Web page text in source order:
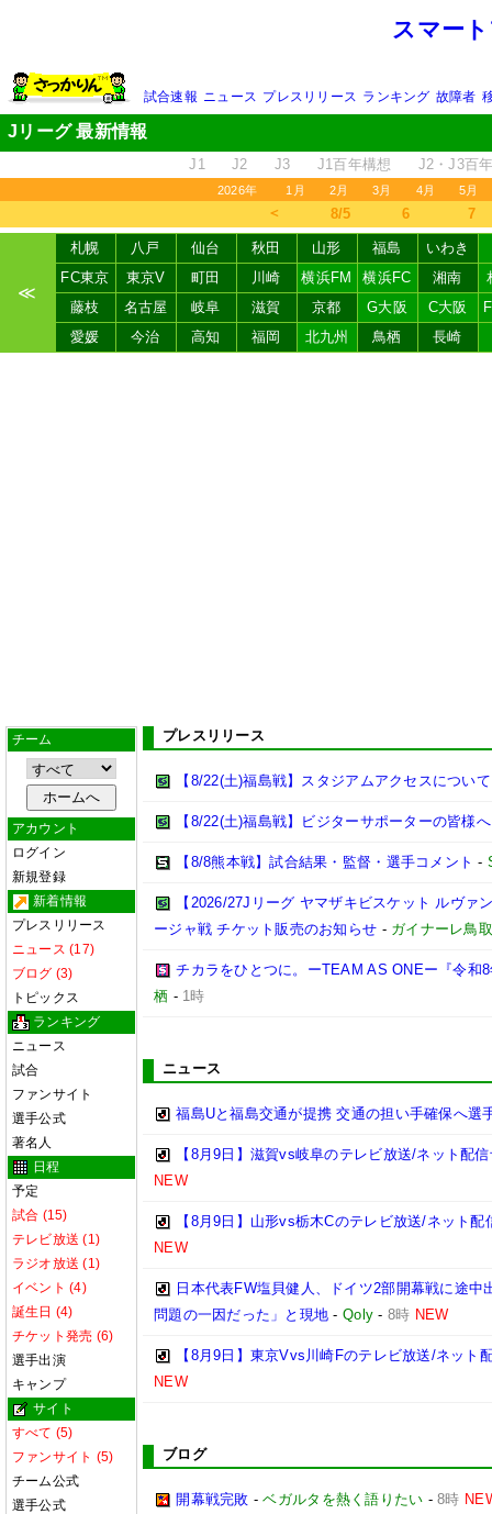
スマー
試合速報 ニュース プレスリリース ランキング 故障者
Jリーグ 最新情報
J1 J2 J3 J1百年構想 J2・J3百
2026年 1月 2月 3月 4月 5月
＜ 8/5 6 7
≪
札幌 八戸 仙台 秋田 山形 福島
いわき
FC東京
東京V 町田 川崎 横浜FM 横浜FC 湘南
藤枝
名古屋 岐阜 滋賀 京都 G大阪 C大阪
愛媛
今治 高知 福岡 北九州 鳥栖 長崎
チーム
アカウント
ログイン
新規登録
新着情報
プレスリリース
ニュース (17)
ブログ (3)
トピックス
ランキング
ニュース
試合
ファンサイト
選手公式
著名人
日程
予定
試合 (15)
テレビ放送 (1)
ラジオ放送 (1)
イベント (4)
誕生日 (4)
チケット発売 (6)
選手出演
キャンプ
サイト
すべて (5)
ファンサイト (5)
チーム公式
選手公式
プレスリリース
【8/22(土)福島戦】スタジアムアクセスについて
【8/22(土)福島戦】ビジターサポーターの皆様へ
【8/8熊本戦】試合結果・監督・選手コメント -
【2026/27Jリーグ ヤマザキビスケット ルヴ
ージャ戦 チケット販売のお知らせ - ガイナーレ鳥取
チカラをひとつに。ーTEAM AS ONEー『令和
栖 - 1時
ニュース
福島Uと福島交通が提携 交通の担い手確保へ選
【8月9日】滋賀vs岐阜のテレビ放送/ネット配
NEW
【8月9日】山形vs栃木Cのテレビ放送/ネット
NEW
日本代表FW塩貝健人、ドイツ2部開幕戦に途
問題の一因だった」と現地 -Qoly - 8時 NEW
【8月9日】東京Vvs川崎Fのテレビ放送/ネット
NEW
ブログ
開幕戦完敗 -ベガルタを熱く語りたい -8時